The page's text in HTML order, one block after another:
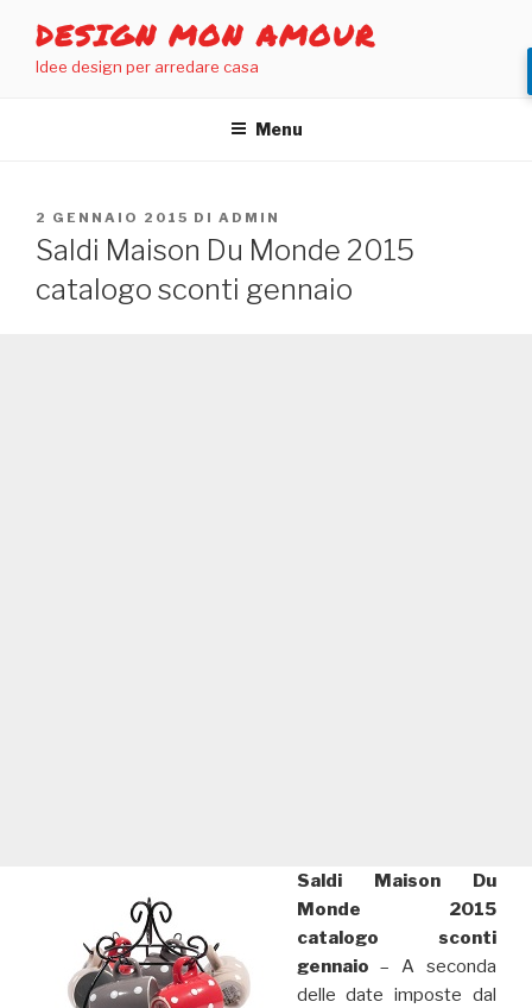
contenuto
DESIGN MON AMOUR
Idee design per arredare casa
Menu
PUBBLICATO
IL
2 GENNAIO 2015 DI ADMIN
Saldi Maison Du Monde 2015
catalogo sconti gennaio
Saldi Maison Du
Monde 2015
catalogo sconti
gennaio – A seconda
delle date imposte dal